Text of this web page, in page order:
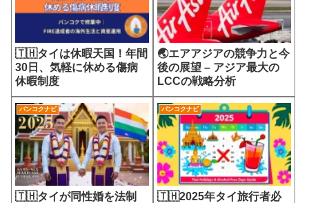
🇹🇭タイは休暇天国！年間
30日、気軽に休める傷病
休暇制度
🌏エアアジアの競争力と今
後の展望 – アジア最大の
LCCの戦略分析
バンコクナビ
🇹🇭タイが同性婚を法制
バンコクナビ
🇹🇭2025年タイ旅行者必